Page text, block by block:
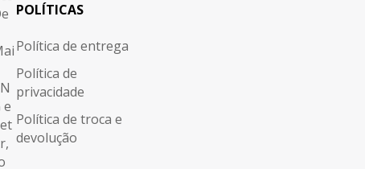
POLÍTICAS
Política de entrega
Política de
privacidade
Política de troca e
devolução